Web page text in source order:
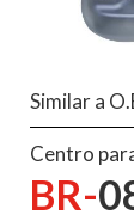
Similar a
Centro
BR-